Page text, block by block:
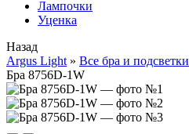
Лампочки
Уценка
Назад
Argus Light » Все бра и подсветки
Бра 8756D-1W